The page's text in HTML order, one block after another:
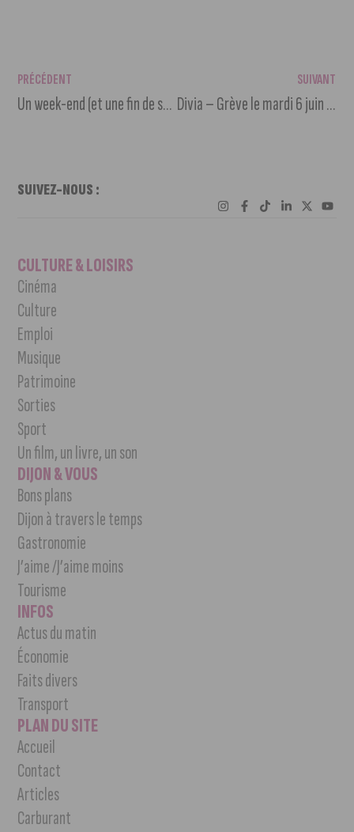
PRÉCÉDENT
Un week-end (et une fin de saison) de folie pour le DMH !
SUIVANT
Divia – Grève le mardi 6 juin 2023
SUIVEZ-NOUS :
CULTURE & LOISIRS
Cinéma
Culture
Emploi
Musique
Patrimoine
Sorties
Sport
Un film, un livre, un son
DIJON & VOUS
Bons plans
Dijon à travers le temps
Gastronomie
J’aime /J’aime moins
Tourisme
INFOS
Actus du matin
Économie
Faits divers
Transport
PLAN DU SITE
Accueil
Contact
Articles
Carburant